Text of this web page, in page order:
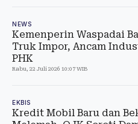
NEWS
Kemenperin Waspadai
Truk Impor, Ancam
PHK
Rabu, 22 Juli 2026 10:07 WIB
EKBIS
Kredit Mobil Baru dan